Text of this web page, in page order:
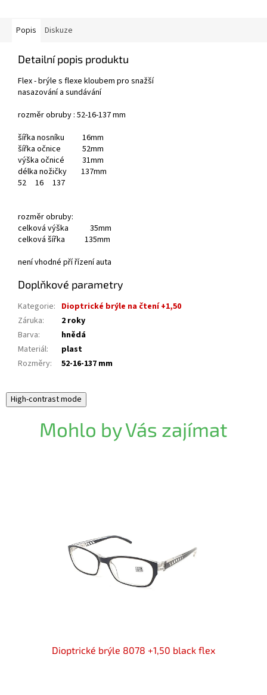
Popis Diskuze
Detailní popis produktu
Flex - brýle s flexe kloubem pro snažší
nasazování a sundávání
rozměr obruby : 52-16-137 mm
šířka nosníku 16mm
šířka očnice 52mm
výška očnicé 31mm
délka nožičky 137mm
52
16 137
rozměr obruby:
celková výška 35mm
celková šířka 135mm
není vhodné pří řízení auta
Doplňkové parametry
Kategorie: Dioptrické brýle na čtení +1,50
Záruka:
2 roky
Barva:
hnědá
Materiál:
plast
Rozměry: 52-16-137 mm
High-contrast mode
Mohlo by Vás zajímat
Dioptrické brýle 8078 +1,50 black flex